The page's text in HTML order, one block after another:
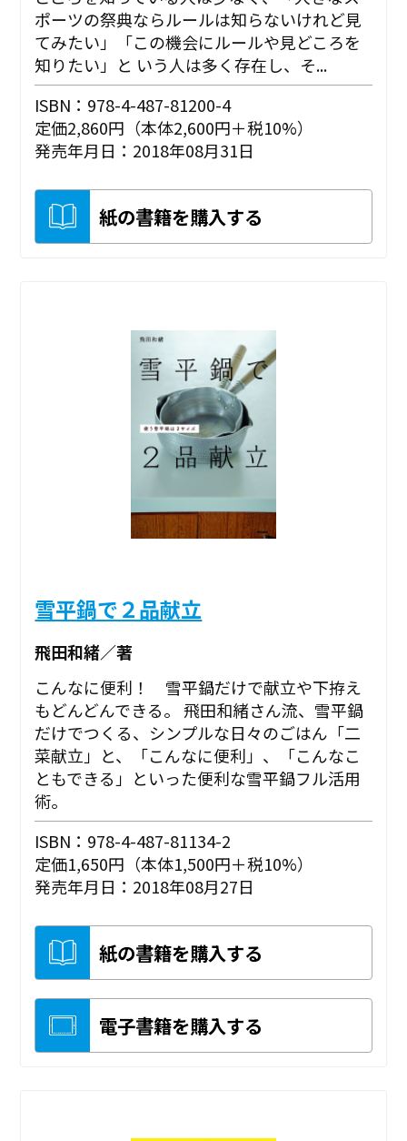
ポーツの祭典ならルールは知らないけれど見
てみたい」「この機会にルールや見どころを
知りたい」と いう人は多く存在し、そ...
ISBN：978-4-487-81200-4
定価2,860円（本体2,600円＋税10%）
発売年月日：2018年08月31日
紙の書籍を購入する
雪平鍋で２品献立
飛田和緒／著
こんなに便利！ 雪平鍋だけで献立や下拵え
もどんどんできる。 飛田和緒さん流、雪平鍋
だけでつくる、シンプルな日々のごはん「二
菜献立」と、「こんなに便利」、「こんなこ
ともできる」といった便利な雪平鍋フル活用
術。
ISBN：978-4-487-81134-2
定価1,650円（本体1,500円＋税10%）
発売年月日：2018年08月27日
紙の書籍を購入する
電子書籍を購入する